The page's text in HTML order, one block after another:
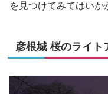
を見つけてみてはいか
彦根城 桜のライト